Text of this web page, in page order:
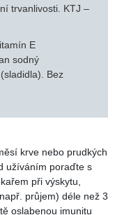
přidejte 6 kapek
a nechte
poraďte s lékařem
důkladně protřepat.
užití antibiotik.